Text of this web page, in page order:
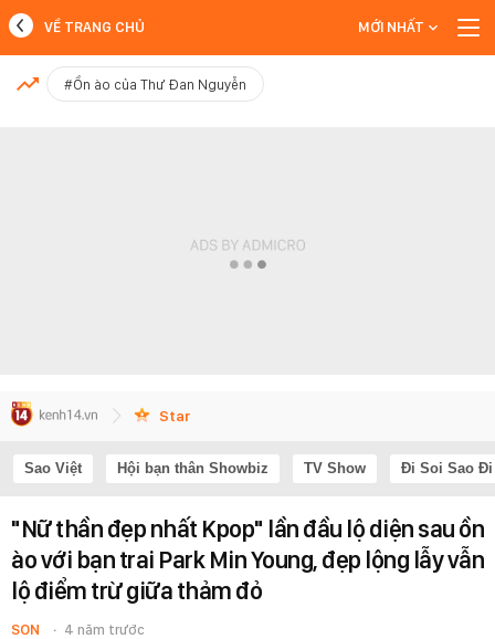
MỚI NHẤT
VỀ TRANG CHỦ MỚI NHẤT
#Ồn ào của Thư Đan Nguyễn
Star
Sao Việt Hội bạn thân Showbiz TV Show Đi Soi Sao Đi
"Nữ thần đẹp nhất Kpop" lần đầu lộ diện sau ồn
ào với bạn trai Park Min Young, đẹp lộng lẫy vẫn
lộ điểm trừ giữa thảm đỏ
SON 4 năm trước